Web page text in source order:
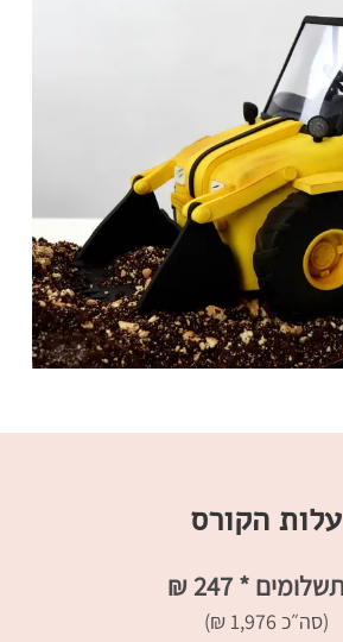
עלות הקורס
(סה״כ 1,976 ₪)